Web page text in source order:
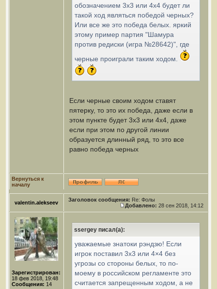
обозначением 3х3 или 4х4 будет ли
такой ход являться победой черных?
Или все же это победа белых. яркий
этому пример партия "Шамура
против редиски (игра №28642)", где
черные проиграли таким ходом.
Если черные своим ходом ставят
пятерку, то это их победа, даже если в
этом пункте будет 3х3 или 4х4, даже
если при этом по другой линии
образуется длинный ряд, то это все
равно победа черных
Вернуться к
началу
valentin.alekseev Заголовок сообщения: Re: Фолы
Добавлено: 28 сен 2018, 14:12
Зарегистрирован:
18 фев 2018, 19:48
Сообщения: 14
ssergey писал(а):
уважаемые знатоки рэндзю! Если
игрок поставил 3х3 или 4×4 без
угрозы со стороны белых, то по-
моему в российском регламенте это
считается запрещенным ходом, а не